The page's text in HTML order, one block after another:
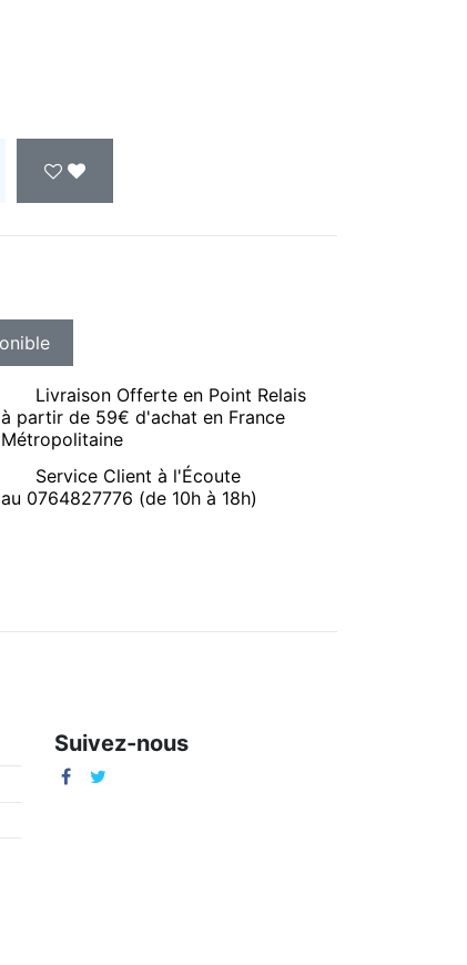
Livraison Offerte en Point Relais
à partir de 59€ d'achat en France
Métropolitaine
Service Client à l'Écoute
au 0764827776 (de 10h à 18h)
Suivez-nous